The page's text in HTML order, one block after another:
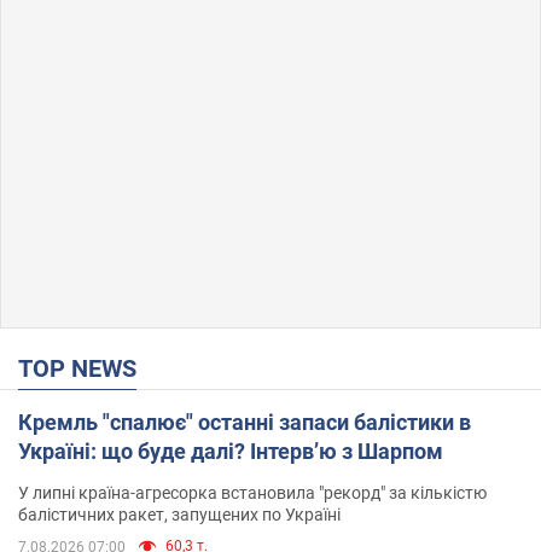
TOP NEWS
Кремль "спалює" останні запаси балістики в
Україні: що буде далі? Інтерв’ю з Шарпом
У липні країна-агресорка встановила "рекорд" за кількістю
балістичних ракет, запущених по Україні
7.08.2026 07:00 60,3 т.